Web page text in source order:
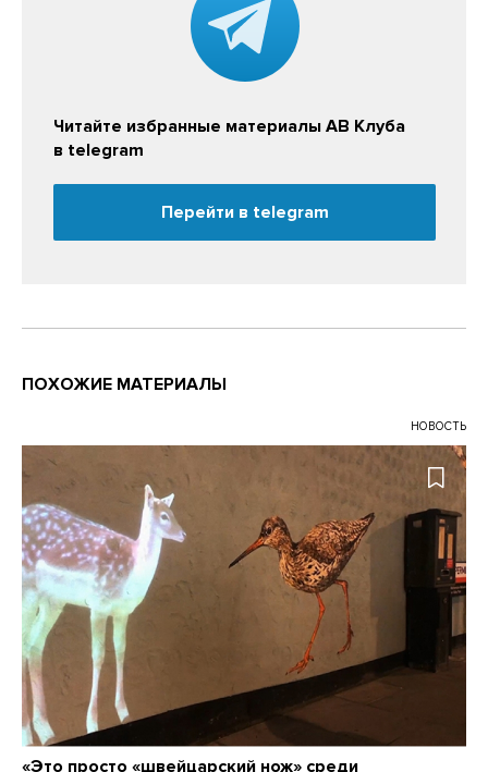
Читайте избранные материалы АВ Клуба
в telegram
Перейти в telegram
ПОХОЖИЕ МАТЕРИАЛЫ
НОВОСТЬ
«Это просто «швейцарский нож» среди